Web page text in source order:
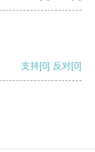
支持[0] 反对[0]